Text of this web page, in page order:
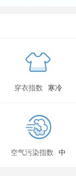
穿衣指数 寒冷
空气污染指数 中